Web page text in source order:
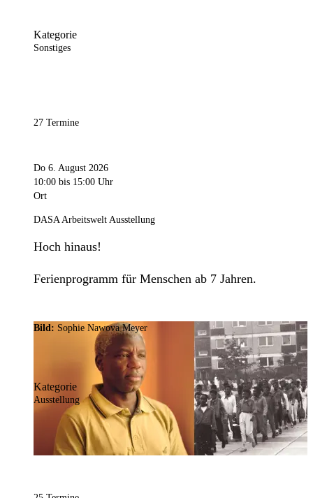
Kategorie
Sonstiges
27 Termine
Do 6. August 2026
10:00 bis 15:00 Uhr
Ort
DASA Arbeitswelt Ausstellung
Hoch hinaus!
Ferienprogramm für Menschen ab 7 Jahren.
Bild: Sophie Nawova Meyer
Kategorie
Ausstellung